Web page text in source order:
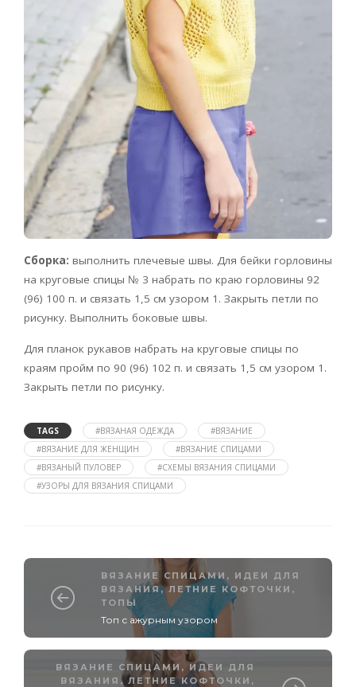
Сборка: выполнить плечевые швы. Для бейки горловины
на круговые спицы № 3 набрать по краю горловины 92
(96) 100 п. и связать 1,5 см узором 1. Закрыть петли по
рисунку. Выполнить боковые швы.
Для планок рукавов набрать на круговые спицы по
краям пройм по 90 (96) 102 п. и связать 1,5 см узором 1.
Закрыть петли по рисунку.
TAGS #ВЯЗАНАЯ ОДЕЖДА
#ВЯЗАНИЕ
#ВЯЗАНИЕ ДЛЯ ЖЕНЩИН
#ВЯЗАНИЕ СПИЦАМИ
#ВЯЗАНЫЙ ПУЛОВЕР
#СХЕМЫ ВЯЗАНИЯ СПИЦАМИ
#УЗОРЫ ДЛЯ ВЯЗАНИЯ СПИЦАМИ
ВЯЗАНИЕ СПИЦАМИ , ИДЕИ ДЛЯ
ВЯЗАНИЯ,ЛЕТНИЕ КОФТОЧКИ,
ТОПЫ
Топ с ажурным узором
ВЯЗАНИЕ СПИЦАМИ , ИДЕИ ДЛЯ
ВЯЗАНИЯ , ЛЕТНИЕ КОФТОЧКИ,